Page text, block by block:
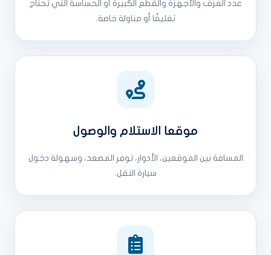
عدد الغرف والأجهزة والقطع الكبيرة أو الحساسة التي تحتاج
تغليفًا أو مناولة خاصة.
موقعا الاستلام والوصول
المسافة بين الموقعين، الأدوار، توفر المصعد، وسهولة دخول
سيارة النقل.